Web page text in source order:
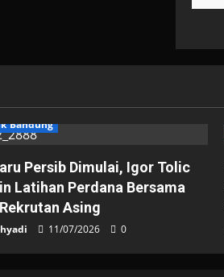
Bandung
Persib Dimulai, Igor Tolic
Latihan Perdana Bersama
Asing
11/07/2026 0